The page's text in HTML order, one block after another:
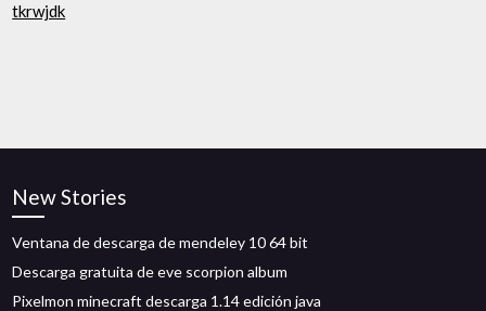
tkrwjdk
New Stories
Ventana de descarga de mendeley 10 64 bit
Descarga gratuita de eve scorpion album
Pixelmon minecraft descarga 1.14 edición java